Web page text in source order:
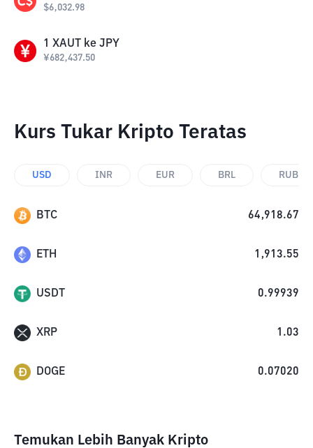
$6,032.98
1 XAUT ke JPY
¥682,437.50
Kurs Tukar Kripto Teratas
USD INR EUR BRL RUB
BTC 64,918.67
ETH 1,913.55
USDT 0.99939
XRP 1.03
DOGE 0.07020
Temukan Lebih Banyak Kripto